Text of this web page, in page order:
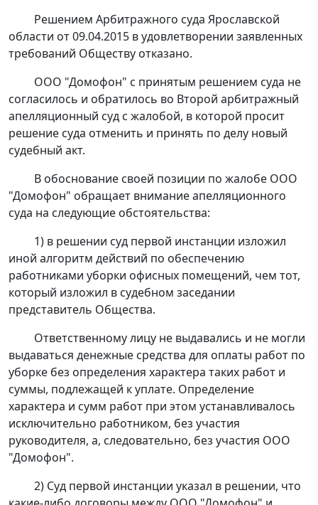
Решением Арбитражного суда Ярославской
области от 09.04.2015 в удовлетворении заявленных
требований Обществу отказано.
ООО "Домофон" с принятым решением суда не
согласилось и обратилось во Второй арбитражный
апелляционный суд с жалобой, в которой просит
решение суда отменить и принять по делу новый
судебный акт.
В обоснование своей позиции по жалобе ООО
"Домофон" обращает внимание апелляционного
суда на следующие обстоятельства:
1) в решении суд первой инстанции изложил
иной алгоритм действий по обеспечению
работниками уборки офисных помещений, чем тот,
который изложил в судебном заседании
представитель Общества.
Ответственному лицу не выдавались и не могли
выдаваться денежные средства для оплаты работ по
уборке без определения характера таких работ и
суммы, подлежащей к уплате. Определение
характера и сумм работ при этом устанавливалось
исключительно работником, без участия
руководителя, а, следовательно, без участия ООО
"Домофон".
2) Суд первой инстанции указал в решении, что